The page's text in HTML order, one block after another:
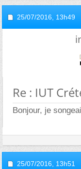
25/07/2016, 13h49
Re : IUT
Bonjour, je
25/07/2016, 13h51